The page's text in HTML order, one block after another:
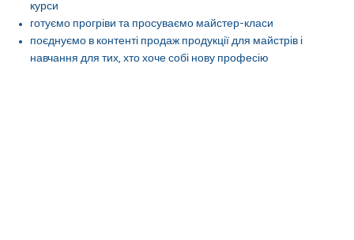
курси
готуємо прогріви та просуваємо майстер-класи
поєднуємо в контенті продаж продукції для майстрів і
навчання для тих, хто хоче собі нову професію